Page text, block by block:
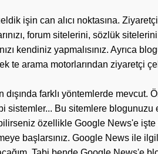
işin can alıcı noktasına.
forum sitelerini, sözlük
kendiniz yapmalısınız. Ayrıca
te arama motorlarından ziyaretçi
dışında farklı yöntemlerde
sistemler... Bu sitemlere
özellikle Google News'e
başlarsınız. Google News ile